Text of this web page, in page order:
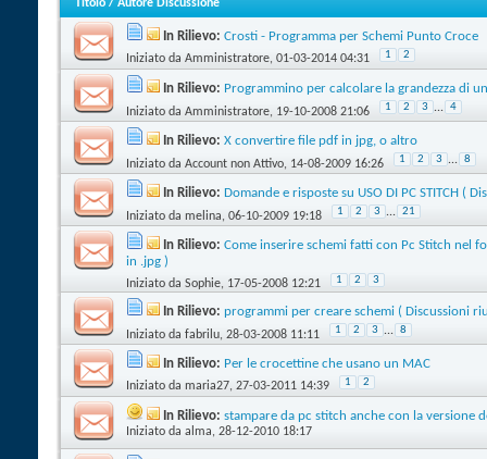
Titolo / Autore Discussione
In Rilievo: Crosti - Programma per Schemi Punto Croce
Iniziato da Amministratore‎, 01-03-2014 04:31 1 2
In Rilievo: Programmino per calcolare la grandezza di
Iniziato da Amministratore‎, 19-10-2008 21:06 1 2 3 ... 4
In Rilievo: X convertire file pdf in jpg, o altro
Iniziato da Account non Attivo‎, 14-08-2009 16:26 1 2 3 ... 8
In Rilievo: Domande e risposte su USO DI PC STITCH (
Iniziato da melina‎, 06-10-2009 19:18 1 2 3 ... 21
In Rilievo: Come inserire schemi fatti con Pc Stitch nel
in .jpg )
Iniziato da Sophie‎, 17-05-2008 12:21 1 2 3
In Rilievo: programmi per creare schemi ( Discussioni
Iniziato da fabrilu‎, 28-03-2008 11:11 1 2 3 ... 8
In Rilievo: Per le crocettine che usano un MAC
Iniziato da maria27‎, 27-03-2011 14:39 1 2
In Rilievo: stampare da pc stitch anche con la versione
Iniziato da alma‎, 28-12-2010 18:17